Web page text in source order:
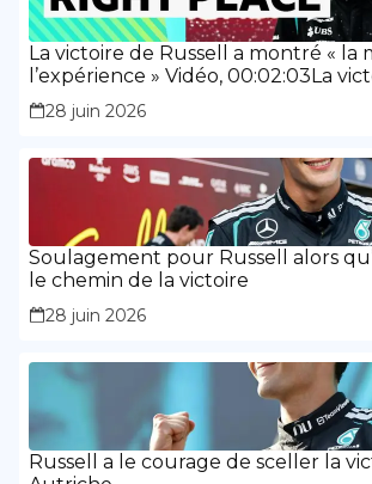
La victoire de Russell a montré « la
l’expérience » Vidéo, 00:02:03La
Russell a montré « la maturité et
28 juin 2026
Soulagement pour Russell alors
le chemin de la victoire
28 juin 2026
Russell a le courage de sceller la